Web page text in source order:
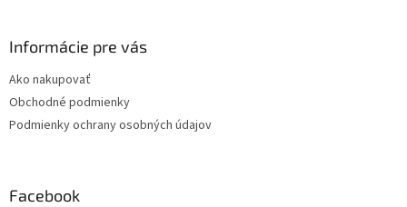
Informácie pre vás
Ako nakupovať
Obchodné podmienky
Podmienky ochrany osobných údajov
Facebook